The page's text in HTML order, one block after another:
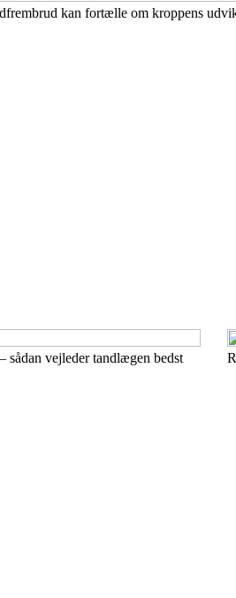
kan fortælle om kroppens
sådan vejleder tandlægen bedst